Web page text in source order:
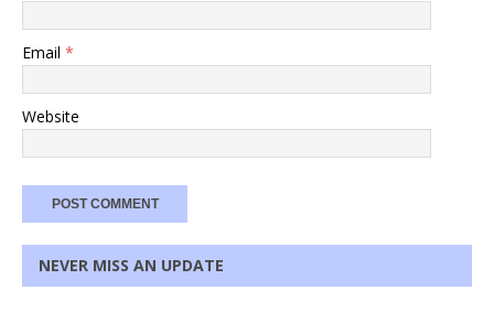
Email *
Website
NEVER MISS AN UPDATE